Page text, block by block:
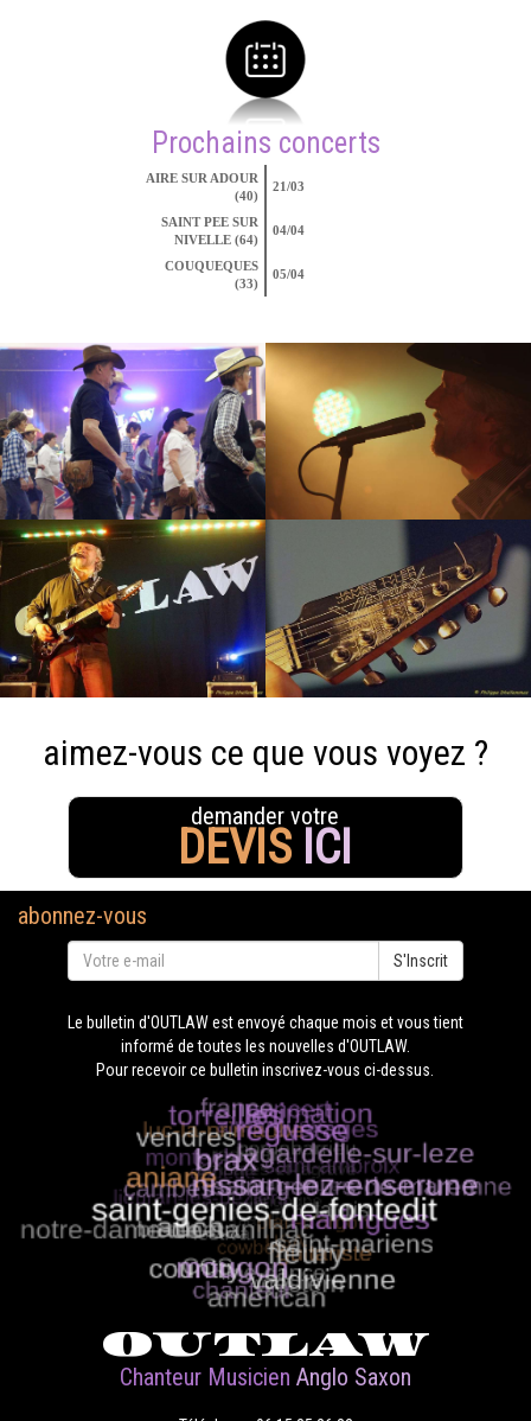
Prochains concerts
AIRE SUR ADOUR
(40)
21/03
SAINT PEE SUR
NIVELLE (64)
04/04
COUQUEQUES
(33)
05/04
aimez-vous ce que vous voyez ?
demander votre
DEVIS ICI
abonnez-vous
S'Inscrit
Le bulletin d'OUTLAW est envoyé chaque mois et vous tient
informé de toutes les nouvelles d'OUTLAW.
Pour recevoir ce bulletin inscrivez-vous ci-dessus.
OUTLAW
Chanteur Musicien Anglo Saxon